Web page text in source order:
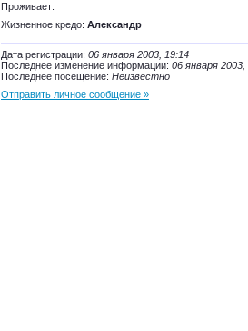
Проживает:
Жизненное кредо: Александр
Дата регистрации: 06 января 2003, 19:14
Последнее изменение информации: 06 января 2003,
Последнее посещение: Неизвестно
Отправить личное сообщение »